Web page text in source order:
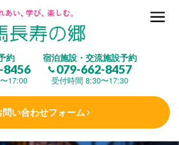
約
8456
17:00
宿泊施設・交流施設予約
079-662-8457
受付時間 8:30〜17:30
問い合わせフォーム